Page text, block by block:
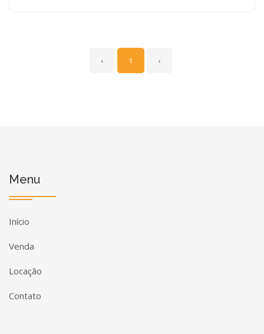
‹ 1 ›
Menu
Início
Venda
Locação
Contato